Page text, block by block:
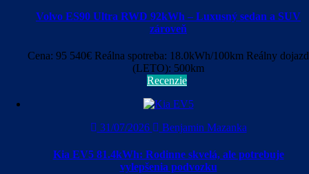
Volvo ES90 Ultra RWD 92kWh – Luxusný sedan a SUV
zároveň
Cena: 95 540€ Reálna spotreba: 18.0kWh/100km Reálny dojazd
(LETO): 500km
Recenzie
31/07/2026 Benjamin Mazanka
Kia EV5 81.4kWh: Rodinne skvelá, ale potrebuje
vylepšenia podvozku